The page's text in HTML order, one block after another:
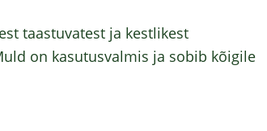
taastuvatest ja kestlikest
on kasutusvalmis ja sobib kõigile